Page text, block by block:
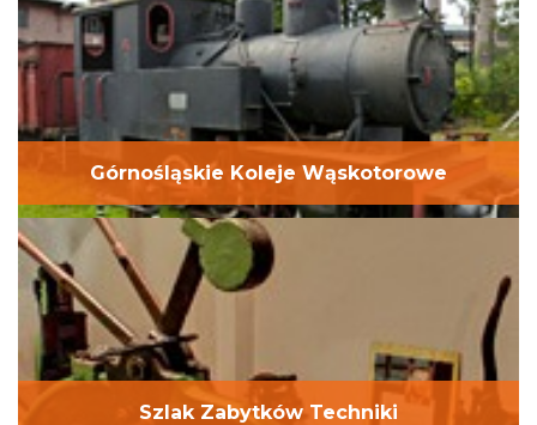
Górnośląskie Koleje Wąskotorowe
Szlak Zabytków Techniki